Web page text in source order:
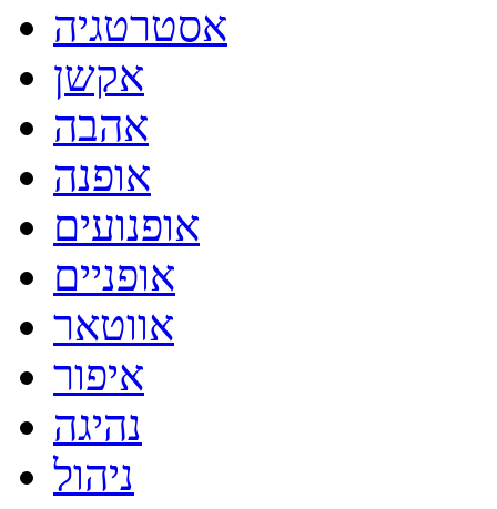
אסטרטגיה
אקשן
אהבה
אופנה
אופנועים
אופניים
אווטאר
איפור
נהיגה
ניהול